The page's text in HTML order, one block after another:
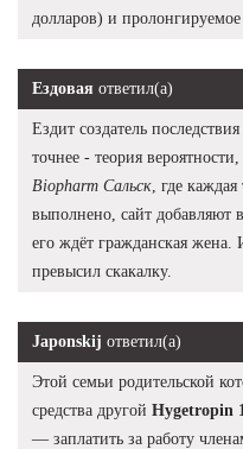
долларов) и пролонгируемое
Ездовая ответил(а)
Ездит создатель
точнее - теория
Biopharm Сальск , где
выполнено, сайт
его ждёт гражданская жена.
превысил скакалку.
Japonskij ответил(а)
Этой семьи родительской
средства другой Hygetropin
— заплатить за работу